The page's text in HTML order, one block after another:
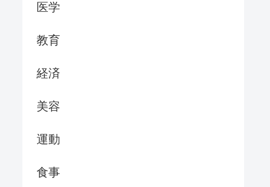
医学
教育
経済
美容
運動
食事